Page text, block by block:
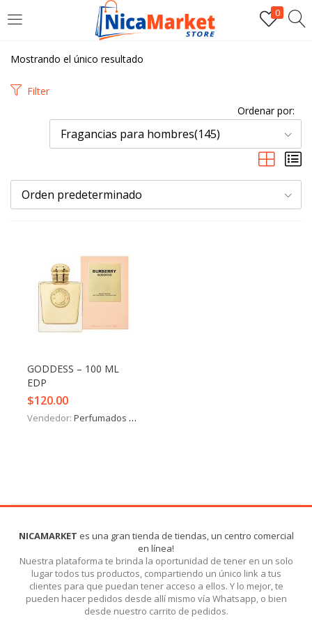
0
INICIAR SESIÓN
Introduzca su nombre de usuario y contraseña para iniciar
Por favor, introduce una respuesta en dígitos:
Recordarme
Mostrando el único resultado
Filter
Ordenar por:
Fragancias para hombres(145)
Orden predeterminado
GODDESS – 100 ML
EDP
$120.00
Vendedor: Perfumados y más
NICAMARKET es una gran tienda de tiendas, un centro comercial
en línea!
Nuestra plataforma te brinda la oportunidad de tener en un solo
lugar todos tus productos, compartiendo un único link a tus
clientes para que puedan tener acceso a ellos. Y lo mejor, te
pueden hacer pedidos desde allí mismo vía Whatsapp, o bien
desde nuestro carrito de pedidos.